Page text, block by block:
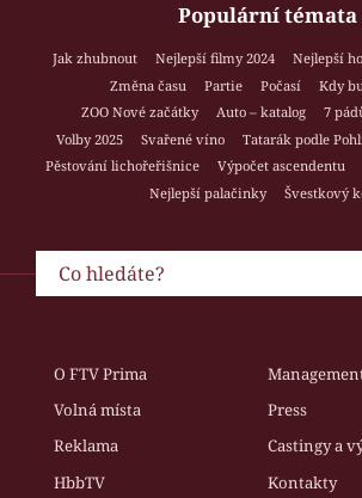
Populární témata
Jak zhubnout Nejlepší filmy 2024 Nejlepší
Změna času
Partie Počasí
Kdy
ZOO Nové začátky
Auto – katalog
7
Volby 2025
Svařené víno Tatarák podle
Pěstování lichořeřišnice
Výpočet ascendentu
Nejlepší palačinky
Švestkový
O FTV Prima
Volná místa
Press
Reklama
Castingy a
HbbTV
Kontakty